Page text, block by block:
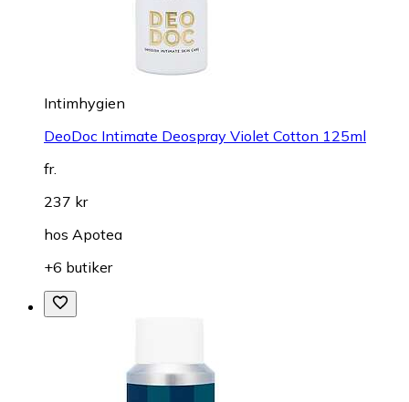
Intimhygien
DeoDoc Intimate Deospray Violet Cotton 125ml
fr.
237 kr
hos Apotea
+6 butiker